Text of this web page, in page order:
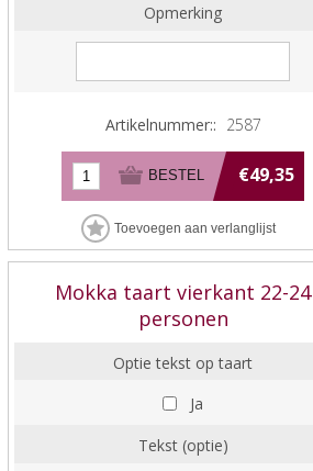
Opmerking
Artikelnummer:: 2587
€49,35
Mokka taart vierkant 22-24
personen
Optie tekst op taart
Ja
Tekst (optie)